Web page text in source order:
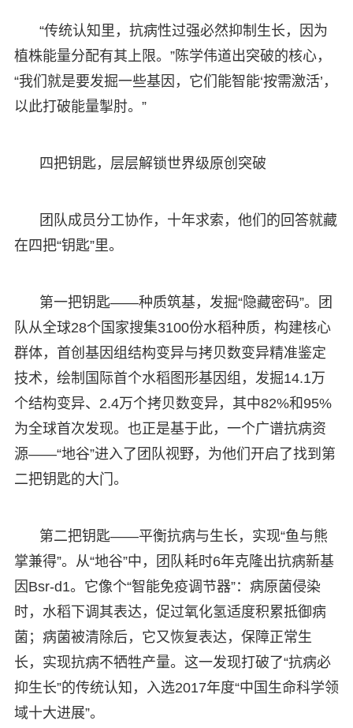
“传统认知里，抗病性过强必然抑制生长，因为
植株能量分配有其上限。”陈学伟道出突破的核心，
“我们就是要发掘一些基因，它们能智能‘按需激活’，
以此打破能量掣肘。”
四把钥匙，层层解锁世界级原创突破
团队成员分工协作，十年求索，他们的回答就藏
在四把“钥匙”里。
第一把钥匙——种质筑基，发掘“隐藏密码”。团
队从全球28个国家搜集3100份水稻种质，构建核心
群体，首创基因组结构变异与拷贝数变异精准鉴定
技术，绘制国际首个水稻图形基因组，发掘14.1万
个结构变异、2.4万个拷贝数变异，其中82%和95%
为全球首次发现。也正是基于此，一个广谱抗病资
源——“地谷”进入了团队视野，为他们开启了找到第
二把钥匙的大门。
第二把钥匙——平衡抗病与生长，实现“鱼与熊
掌兼得”。从“地谷”中，团队耗时6年克隆出抗病新基
因Bsr-d1。它像个“智能免疫调节器”：病原菌侵染
时，水稻下调其表达，促过氧化氢适度积累抵御病
菌；病菌被清除后，它又恢复表达，保障正常生
长，实现抗病不牺牲产量。这一发现打破了“抗病必
抑生长”的传统认知，入选2017年度“中国生命科学领
域十大进展”。